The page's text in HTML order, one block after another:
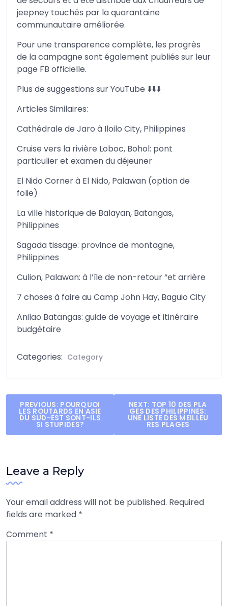
jeepney touchés par la quarantaine
communautaire améliorée.
Pour une transparence complète, les progrès
de la campagne sont également publiés sur leur
page FB officielle.
Plus de suggestions sur YouTube ⬇️⬇️⬇️
Articles Similaires:
Cathédrale de Jaro à Iloilo City, Philippines
Cruise vers la rivière Loboc, Bohol: pont
particulier et examen du déjeuner
El Nido Corner à El Nido, Palawan (option de
folie)
La ville historique de Balayan, Batangas,
Philippines
Sagada tissage: province de montagne,
Philippines
Culion, Palawan: à l’île de non-retour “et arrière
7 choses à faire au Camp John Hay, Baguio City
Anilao Batangas: guide de voyage et itinéraire
budgétaire
Categories: Category
Post
navigation
PREVIOUS: POURQUOI
LES ROUTARDS EN ASIE
DU SUD-EST SONT-ILS
SI STUPIDES?
NEXT: TOP 10 DES PLA
GES DES PHILIPPINES:
UNE LISTE DES MEILLEU
RES PLAGES
Leave a Reply
Your email address will not be published. Required
fields are marked *
Comment *